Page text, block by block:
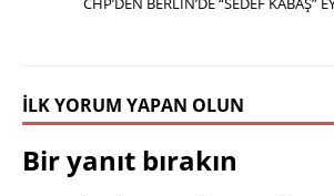
İLK YORUM YAPAN OLUN
Bir yanıt bırakın